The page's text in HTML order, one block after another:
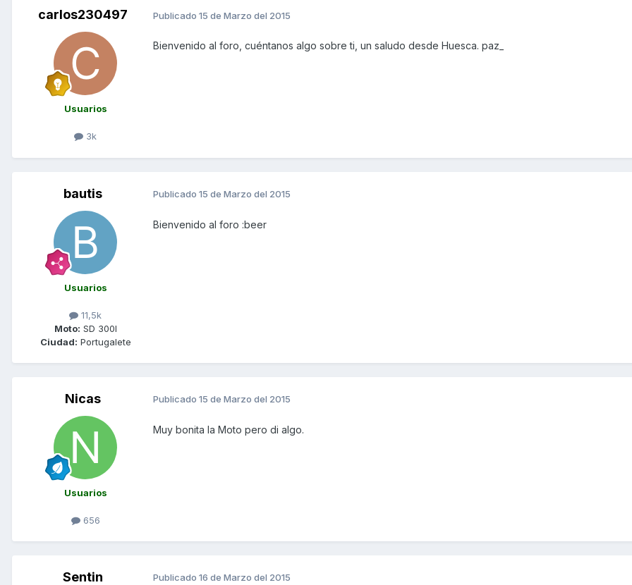
carlos230497
Usuarios
3k
Publicado 15 de Marzo del 2015
Bienvenido al foro, cuéntanos algo sobre ti, un saludo desde Huesca. paz_
bautis
Usuarios
11,5k
Moto: SD 300I
Ciudad: Portugalete
Publicado 15 de Marzo del 2015
Bienvenido al foro :beer
Nicas
Usuarios
656
Publicado 15 de Marzo del 2015
Muy bonita la Moto pero di algo.
Sentin Publicado 16 de Marzo del 2015